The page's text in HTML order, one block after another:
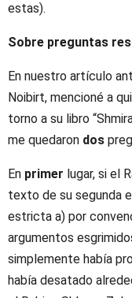
estas).
Sobre preguntas
En nuestro artículo
Noibirt, mencioné a
torno a su libro
me quedaron dos
En primer lugar, si el
texto de su segunda
estricta a) por
argumentos
simplemente había
había desatado